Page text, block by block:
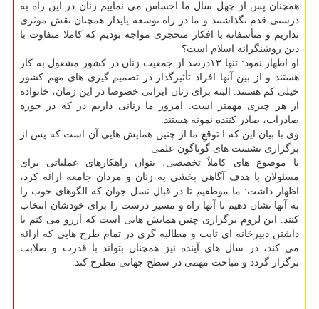
همچنان پس از چهل سال ما احساس می نماییم زنان در این راه به
درستی قدم نگذاشتند و ما در راه توسعه پایدار همچنان نقش موثری
نداریم و متأسفانه با افکار متحجری مواجه بودیم که کاملا متفاوت با
دین روشنگرانه اسلام است؟
او اظهار نمود: تنها ۱۳درصد از جمعیت زنان در کشور مشغول به کار
هستند و از بین آنها افراد تأثیرگذار در تصمیم گیری های مهم کشور
خیلی کم هستند. البته برای زنان ایرانی خصوصا در این زمان، خانواده
از هر چیزی مهمتر است. امروز ما زنانی داریم در که در حوزه
صادرات، صادر کننده نمونه هستند.
وی با بیان این که ا توقعِ ما از چنین همایش هایی آن است که پس از
برگزاری نشست های گوناگون علمی
با موضوع های کاملاً تخصصی، بتوان راهکارهای عملیاتی برای
مسئولان با هدف آگاهی بخشی به زنان و مردان جامعه ارائه کرد،
اظهار داشت: ما موظفیم تا در قبال نسل جوان که الگوهای خوب را
به آنها نشان دهیم تا آنها راه و مسیر درست را برای خودشان انتخاب
کنند. این لزوم برگزاری چنین همایش هایی است که آرزو می کنم با
داشتن دبیرخانه ای ثابت و مطالبه گری در تمام طرح هایی که ارائه
می کند، در سال های آینده نیز همچنان بتواند با قدرت و صلابت
برگزار گردد و مباحث مهمی در سطح جهانی مطرح کند.